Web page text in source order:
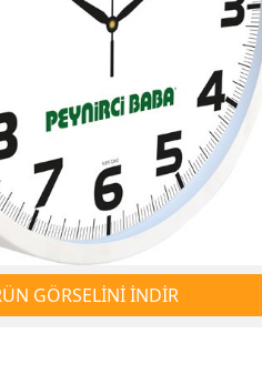
GÖRSELİNİ İNDİR